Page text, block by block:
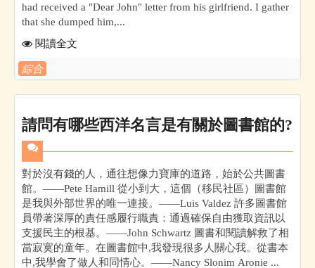
had received a "Dear John" letter from his girlfriend. I gather
that she dumped him,...
閱讀全文
綜合
請問有哪些西洋名言是有關於圖書館的?
對於沒有錢的人，通往想像力寶庫的道路，始於公共圖書
館。——Pete Hamill 從小到大，這個（移民社區）圖書館
是我與外部世界的唯一連接。——Luis Valdez 許多圖書館
員帶著深厚的責任感履行職責：通過確保自由獲取資訊以
支援民主的根基。——John Schwartz 圖書和閱讀解救了相
當寂寞的童年。在圖書館中,我發現很多人關心我。從書本
中,我學會了做人和同情心。——Nancy Slonim Aronie ...